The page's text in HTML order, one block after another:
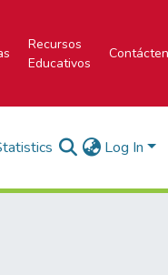
Recursos
Educativos
Log In